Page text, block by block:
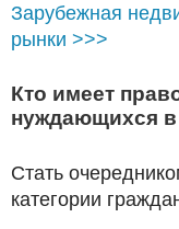
Зарубежная
рынки >>>
Кто имеет
нуждающихся
Стать
категории